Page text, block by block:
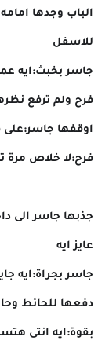
الباب وجدها
للاسفل
جاسر بخبث:ايه
فرح ولم ترفع
اوقفها جاسر:على
فرح:لا خلاص مرة
جذبها جاسر الى
عايز ايه
جاسر بجراة:ايه
دفعها للحائط
بقوة:ايه انتى